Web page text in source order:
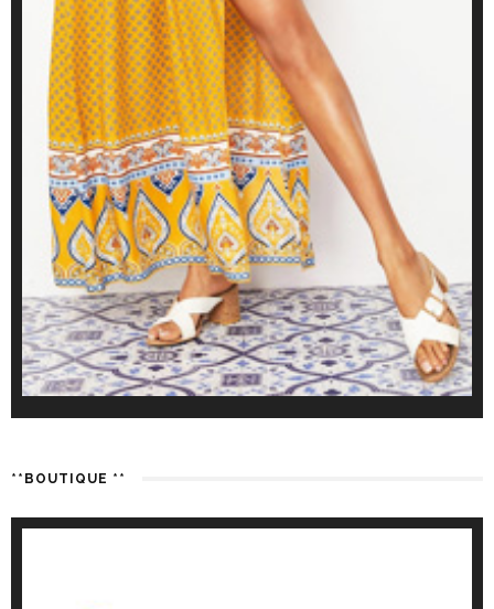
**BOUTIQUE **